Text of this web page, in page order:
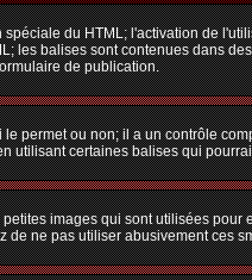
du HTML; l'activation de
les balises sont contenues dans
de publication.
permet ou non; il a un contrôle
utilisant certaines balises qui
images qui sont utilisées
de ne pas utiliser abusivement ces